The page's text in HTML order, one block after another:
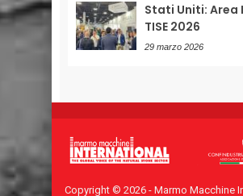
Stati Uniti: Area
TISE 2026
29 marzo 2026
Copyright © 2026 - Marmo Macchine